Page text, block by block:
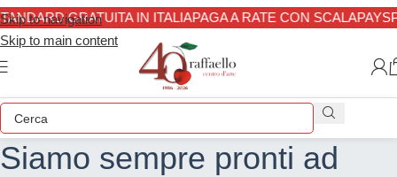
Skip to navigation
Skip to main content
GRATUITA IN ITALIAPAGA A RATE CON SCALAPAY
Siamo sempre pronti ad